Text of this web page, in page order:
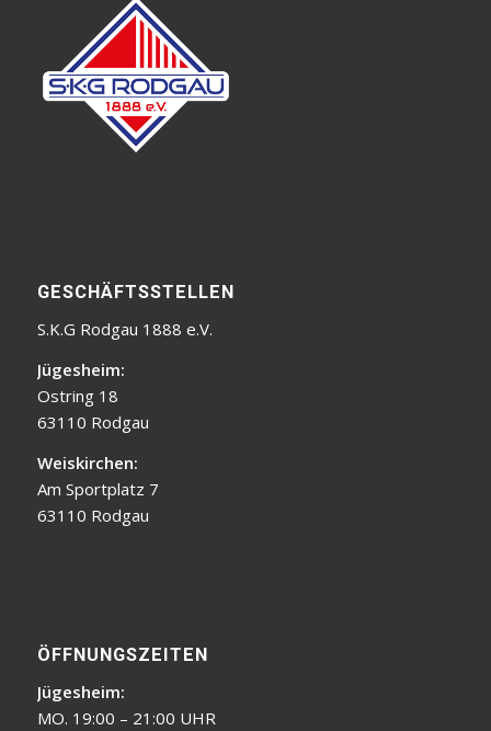
GESCHÄFTSSTELLEN
S.K.G Rodgau 1888 e.V.
Jügesheim:
Ostring 18
63110 Rodgau
Weiskirchen:
Am Sportplatz 7
63110 Rodgau
ÖFFNUNGSZEITEN
Jügesheim:
MO. 19:00 – 21:00 UHR